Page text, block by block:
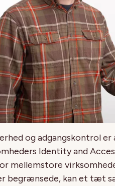
og adgangskontrol
Identity and
mellemstore
begrænsede, kan et tæt